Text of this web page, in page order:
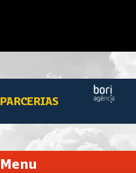
PARCERIAS
Menu